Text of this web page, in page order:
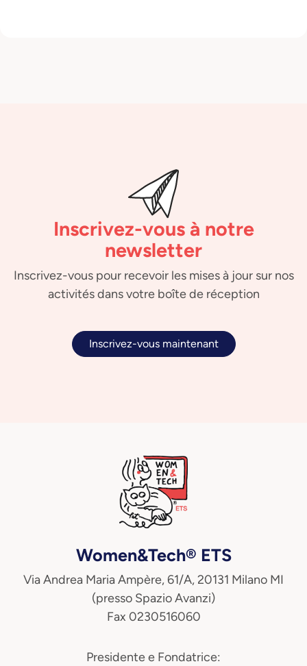
Inscrivez-vous à notre
newsletter
Inscrivez-vous pour recevoir les mises à jour sur nos
activités dans votre boîte de réception
Inscrivez-vous maintenant
Women&Tech® ETS
Via Andrea Maria Ampère, 61/A, 20131 Milano MI
(presso Spazio Avanzi)
Fax 0230516060
Presidente e Fondatrice: